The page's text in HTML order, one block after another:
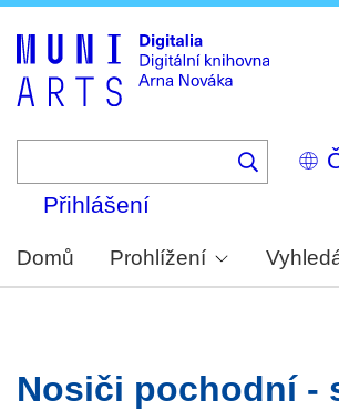
Select
your
Přihlášení
Domů Prohlížení
Nosiči pochodní -